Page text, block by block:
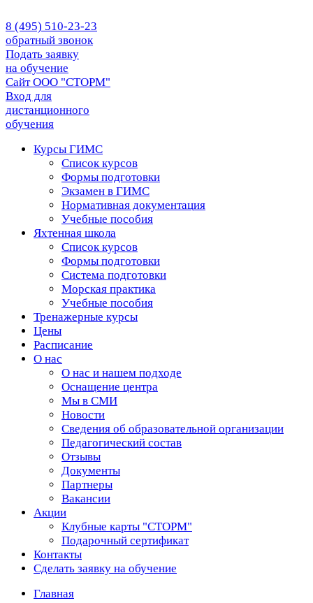
8 (495) 510-23-23
обратный звонок
Подать заявку
на обучение
Сайт ООО "СТОРМ"
Вход для
дистанционного
обучения
Курсы ГИМС
Список курсов
Формы подготовки
Экзамен в ГИМС
Нормативная документация
Учебные пособия
Яхтенная школа
Список курсов
Формы подготовки
Cистема подготовки
Морская практика
Учебные пособия
Тренажерные курсы
Цены
Расписание
О нас
О нас и нашем подходе
Оснащение центра
Мы в СМИ
Новости
Сведения об образовательной организации
Педагогический состав
Отзывы
Документы
Партнеры
Вакансии
Акции
Клубные карты "СТОРМ"
Подарочный сертификат
Контакты
Сделать заявку на обучение
Главная